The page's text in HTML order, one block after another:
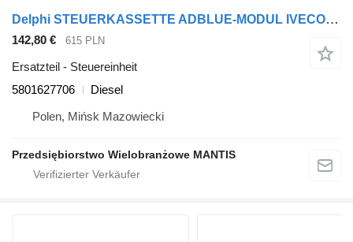
Delphi STEUERKASSETTE ADBLUE-MODUL IVECO STRALIS 28467395 / 28344799 5801627706 Steuereinheit für Sattelzugmaschine
142,80 € 615 PLN
Ersatzteil - Steuereinheit
5801627706
Diesel
Polen, Mińsk Mazowiecki
Przedsiębiorstwo Wielobranżowe MANTIS